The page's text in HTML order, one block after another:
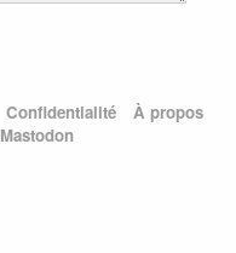
Confidentialité
À propos
Mastodon